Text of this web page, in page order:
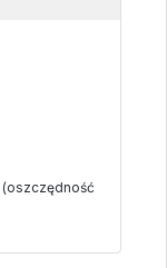
(oszczędność